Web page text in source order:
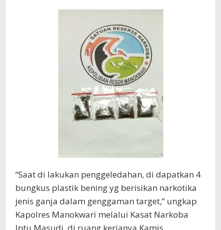
“Saat di lakukan penggeledahan, di dapatkan 4
bungkus plastik bening yg berisikan narkotika
jenis ganja dalam genggaman target,” ungkap
Kapolres Manokwari melalui Kasat Narkoba
Iptu Masudi, di ruang kerjanya Kamis